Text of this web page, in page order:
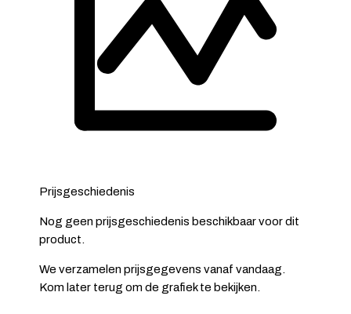
Prijsgeschiedenis
Nog geen prijsgeschiedenis beschikbaar voor dit
product.
We verzamelen prijsgegevens vanaf vandaag.
Kom later terug om de grafiek te bekijken.